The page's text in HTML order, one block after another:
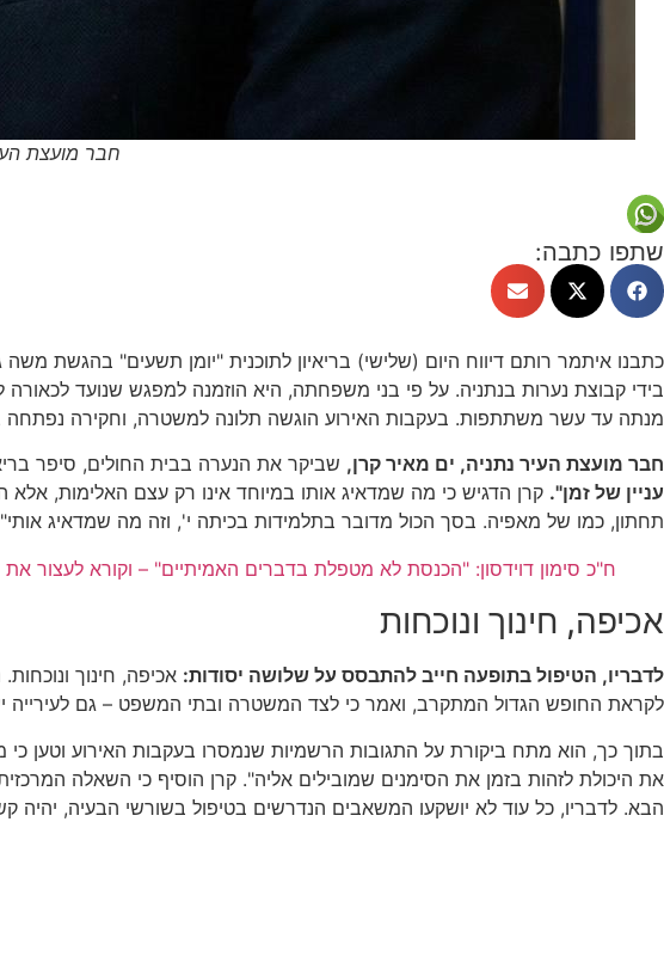
חבר מועצת
שתפו כתבה:
כתבנו איתמר רותם דיווח היום (שלישי) בריאיון לתוכנית "יומן תשעים" בהגשת
בידי קבוצת נערות בנתניה. על פי בני משפחתה, היא הוזמנה למפגש שנועד
מנתה עד עשר משתתפות. בעקבות האירוע הוגשה תלונה למשטרה, וחקירה
חבר מועצת העיר נתניה, ים מאיר קרן, שביקר את הנערה בבית החולים, סיפר
עניין של זמן". קרן הדגיש כי מה שמדאיג אותו במיוחד אינו רק עצם האלימות,
תחתון, כמו של מאפיה. בסך הכול מדובר בתלמידות בכיתה י', וזה מה שמדאיג
ח"כ סימון דוידסון: "הכנסת לא מטפלת בדברים האמיתיים" – וקורא לעצור
אכיפה, חינוך ונוכחות
לדבריו, הטיפול בתופעה חייב להתבסס על שלושה יסודות: אכיפה, חינוך
לקראת החופש הגדול המתקרב, ואמר כי לצד המשטרה ובתי המשפט – גם
בתוך כך, הוא מתח ביקורת על התגובות הרשמיות שנמסרו בעקבות האירוע וטען
את היכולת לזהות בזמן את הסימנים שמובילים אליה". קרן הוסיף כי השאלה
הבא. לדבריו, כל עוד לא יושקעו המשאבים הנדרשים בטיפול בשורשי הבעיה, יהיה